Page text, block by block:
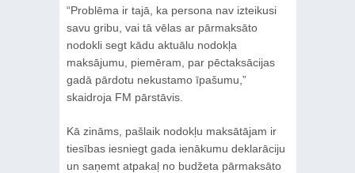
“Problēma ir tajā, ka persona nav izteikusi
savu gribu, vai tā vēlas ar pārmaksāto
nodokli segt kādu aktuālu nodokļa
maksājumu, piemēram, par pēctaksācijas
gadā pārdotu nekustamo īpašumu,”
skaidroja FM pārstāvis.
Kā zināms, pašlaik nodokļu maksātājam ir
tiesības iesniegt gada ienākumu deklarāciju
un saņemt atpakaļ no budžeta pārmaksāto